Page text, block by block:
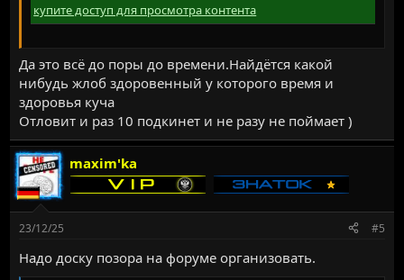
купите доступ для просмотра контента
Да это всё до поры до времени.Найдётся какой
нибудь жлоб здоровенный у которого время и
здоровья куча
Отловит и раз 10 подкинет и не разу не поймает )
maxim'ka
23/12/25 #5
Надо доску позора на форуме организовать.